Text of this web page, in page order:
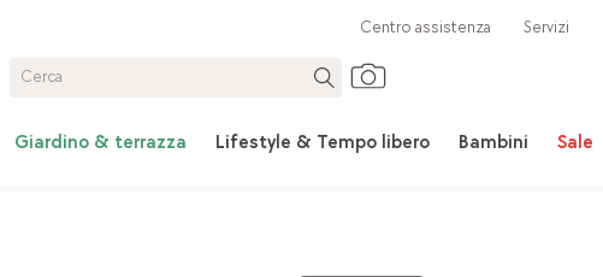
Giardino & terrazza Lifestyle & Tempo libero Bambini Sale
Centro assistenza Servizi